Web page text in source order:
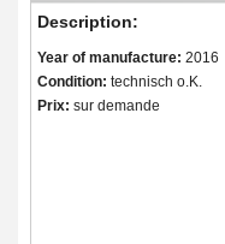
Description:
Year of manufacture: 2016
Condition: technisch o.K.
Prix: sur demande